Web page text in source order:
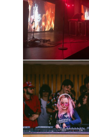
Votre courriel*
Prénom*